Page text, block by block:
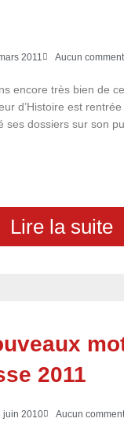
2011 Aucun
encore très bien de
d’Histoire est
ses dossiers sur son
Lire la suite
2011
juin 2010 Aucun